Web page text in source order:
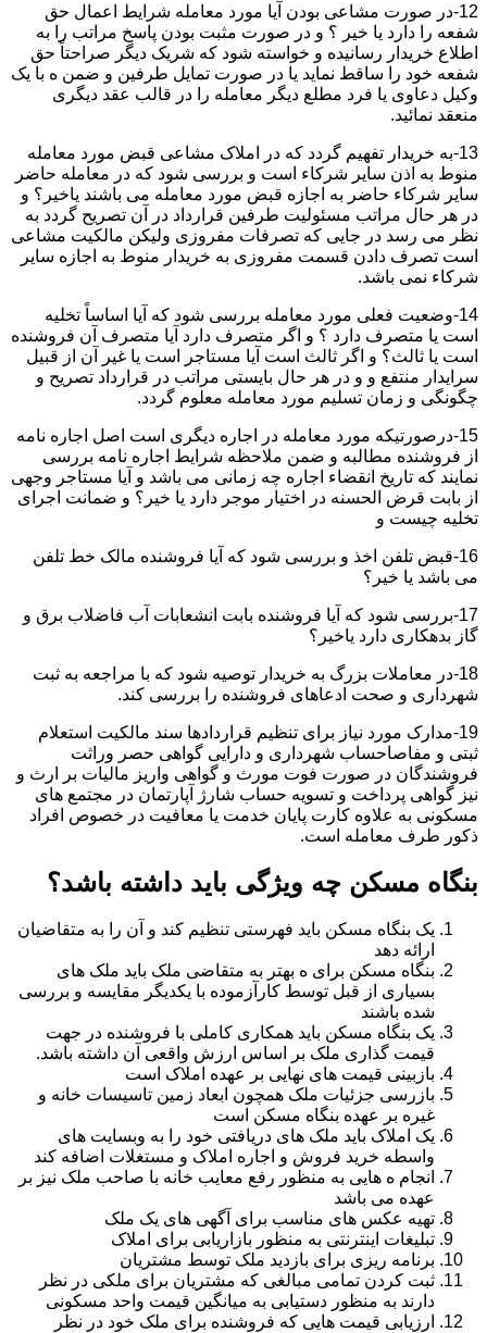
12-در صورت مشاعی بودن آیا مورد معامله شرایط اعمال حق
شفعه را دارد یا خیر ؟ و در صورت مثبت بودن پاسخ مراتب را به
اطلاع خریدار رسانیده و خواسته شود که شریک دیگر صراحتاً حق
شفعه خود را ساقط نماید یا در صورت تمایل طرفین و ضمن ه با یک
وکیل دعاوی یا فرد مطلع دیگر معامله را در قالب عقد دیگری
منعقد نمائید.
13-به خریدار تفهیم گردد که در املاک مشاعی قبض مورد معامله
منوط به اذن سایر شرکاء است و بررسی شود که در معامله حاضر
سایر شرکاء حاضر به اجازه قبض مورد معامله می باشند یاخیر؟ و
در هر حال مراتب مسئولیت طرفین قرارداد در آن تصریح گردد به
نظر می رسد در جایی که تصرفات مفروزی ولیکن مالکیت مشاعی
است تصرف دادن قسمت مفروزی به خریدار منوط به اجازه سایر
شرکاء نمی باشد.
14-وضعیت فعلی مورد معامله بررسی شود که آیا اساساً تخلیه
است یا متصرف دارد ؟ و اگر متصرف دارد آیا متصرف آن فروشنده
است یا ثالث؟ و اگر ثالث است آیا مستاجر است یا غیر آن از قبیل
سرایدار منتفع و و در هر حال بایستی مراتب در قرارداد تصریح و
چگونگی و زمان تسلیم مورد معامله معلوم گردد.
15-درصورتیکه مورد معامله در اجاره دیگری است اصل اجاره نامه
از فروشنده مطالبه و ضمن ملاحظه شرایط اجاره نامه بررسی
نمایند که تاریخ انقضاء اجاره چه زمانی می باشد و آیا مستاجر وجهی
از بابت قرض الحسنه در اختیار موجر دارد یا خیر؟ و ضمانت اجرای
تخلیه چیست و
16-قبض تلفن اخذ و بررسی شود که آیا فروشنده مالک خط تلفن
می باشد یا خیر؟
17-بررسی شود که آیا فروشنده بابت انشعابات آب فاضلاب برق و
گاز بدهکاری دارد یاخیر؟
18-در معاملات بزرگ به خریدار توصیه شود که با مراجعه به ثبت
شهرداری و صحت ادعاهای فروشنده را بررسی کند.
19-مدارک مورد نیاز برای تنظیم قراردادها سند مالکیت استعلام
ثبتی و مفاصاحساب شهرداری و دارایی گواهی حصر وراثت
فروشندگان در صورت فوت مورث و گواهی واریز مالیات بر ارث و
نیز گواهی پرداخت و تسویه حساب شارژ آپارتمان در مجتمع های
مسکونی به علاوه کارت پایان خدمت یا معافیت در خصوص افراد
ذکور طرف معامله است.
بنگاه مسکن چه ویژگی باید داشته باشد؟
یک بنگاه مسکن باید فهرستی تنظیم کند و آن را به متقاضیان
ارائه دهد
بنگاه مسکن برای ه بهتر به متقاضی ملک باید ملک های
بسیاری از قبل توسط کارآزموده با یکدیگر مقایسه و بررسی
شده باشند
یک بنگاه مسکن باید همکاری کاملی با فروشنده در جهت
قیمت گذاری ملک بر اساس ارزش واقعی آن داشته باشد.
بازبینی قیمت های نهایی بر عهده املاک است
بازرسی جزئیات ملک همچون ابعاد زمین تاسیسات خانه و
غیره بر عهده بنگاه مسکن است
یک املاک باید ملک های دریافتی خود را به وبسایت های
واسطه خرید فروش و اجاره املاک و مستغلات اضافه کند
انجام ه هایی به منظور رفع معایب خانه با صاحب ملک نیز بر
عهده می باشد
تهیه عکس های مناسب برای آگهی های یک ملک
تبلیغات اینترنتی به منظور بازاریابی برای املاک
برنامه ریزی برای بازدید ملک توسط مشتریان
ثبت کردن تمامی مبالغی که مشتریان برای ملکی در نظر
دارند به منظور دستیابی به میانگین قیمت واحد مسکونی
ارزیابی قیمت هایی که فروشنده برای ملک خود در نظر